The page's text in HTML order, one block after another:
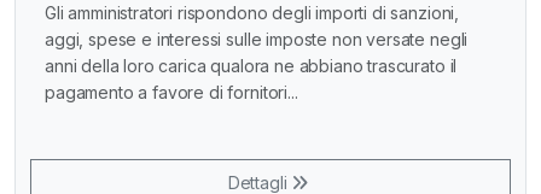
Gli amministratori rispondono degli importi di sanzioni,
aggi, spese e interessi sulle imposte non versate negli
anni della loro carica qualora ne abbiano trascurato il
pagamento a favore di fornitori...
Dettagli